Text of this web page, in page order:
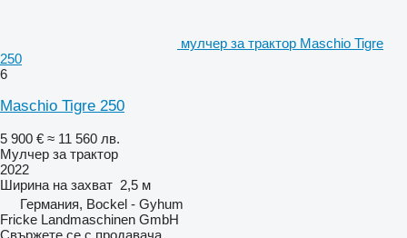
мулчер за трактор Maschio Tigre
250
6
Maschio Tigre 250
5 900 € ≈ 11 560 лв.
Мулчер за трактор
2022
Ширина на захват 2,5 м
Германия, Bockel - Gyhum
Fricke Landmaschinen GmbH
Свържете се с продавача